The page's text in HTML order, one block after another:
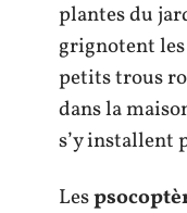
plantes du
grignotent
petits trous
dans la
s’y installent
Les